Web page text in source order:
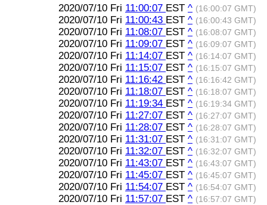
2020/07/10 Fri 11:00:07 EST ^ (16:00:07 GMT)
2020/07/10 Fri 11:00:43 EST ^ (16:00:43 GMT)
2020/07/10 Fri 11:08:07 EST ^ (16:08:07 GMT)
2020/07/10 Fri 11:09:07 EST ^ (16:09:07 GMT)
2020/07/10 Fri 11:14:07 EST ^ (16:14:07 GMT)
2020/07/10 Fri 11:15:07 EST ^ (16:15:07 GMT)
2020/07/10 Fri 11:16:42 EST ^ (16:16:42 GMT)
2020/07/10 Fri 11:18:07 EST ^ (16:18:07 GMT)
2020/07/10 Fri 11:19:34 EST ^ (16:19:34 GMT)
2020/07/10 Fri 11:27:07 EST ^ (16:27:07 GMT)
2020/07/10 Fri 11:28:07 EST ^ (16:28:07 GMT)
2020/07/10 Fri 11:31:07 EST ^ (16:31:07 GMT)
2020/07/10 Fri 11:32:07 EST ^ (16:32:07 GMT)
2020/07/10 Fri 11:43:07 EST ^ (16:43:07 GMT)
2020/07/10 Fri 11:45:07 EST ^ (16:45:07 GMT)
2020/07/10 Fri 11:54:07 EST ^ (16:54:07 GMT)
2020/07/10 Fri 11:57:07 EST ^ (16:57:07 GMT)